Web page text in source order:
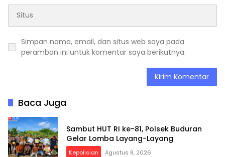
Simpan nama, email, dan situs web saya pada
peramban ini untuk komentar saya berikutnya.
Baca Juga
Sambut HUT RI ke-81, Polsek Buduran
Gelar Lomba Layang-Layang
Kepolisian Agustus 8, 2026